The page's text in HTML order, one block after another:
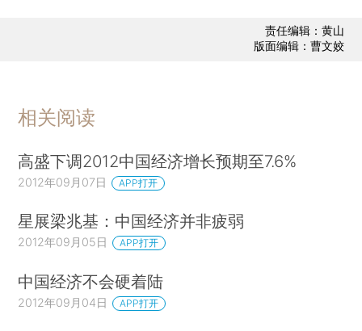
责任编辑：黄山
版面编辑：曹文姣
相关阅读
高盛下调2012中国经济增长预期至7.6%
2012年09月07日 APP打开
星展梁兆基：中国经济并非疲弱
2012年09月05日 APP打开
中国经济不会硬着陆
2012年09月04日 APP打开